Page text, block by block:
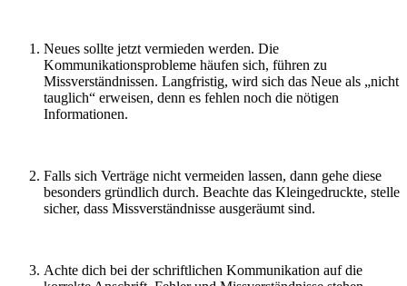
Neues sollte jetzt vermieden werden. Die
Kommunikationsprobleme häufen sich, führen zu
Missverständnissen. Langfristig, wird sich das Neue als „nicht
tauglich“ erweisen, denn es fehlen noch die nötigen
Informationen.
Falls sich Verträge nicht vermeiden lassen, dann gehe diese
besonders gründlich durch. Beachte das Kleingedruckte, stelle
sicher, dass Missverständnisse ausgeräumt sind.
Achte dich bei der schriftlichen Kommunikation auf die